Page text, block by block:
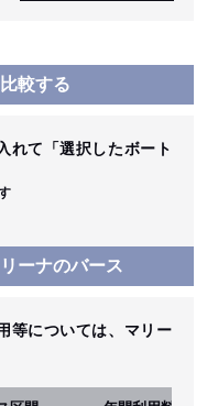
較する
れて「選択したボート
ーナのバース
等については、マリー